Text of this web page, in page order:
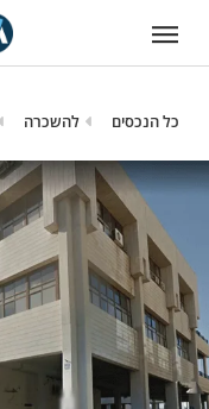
כל הנכסים להשכרה